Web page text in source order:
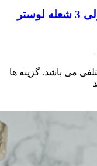
لوستر اتاق خواب و آشپزخانه مولکولی 3 شعله لوستر
می باشد. گزینه ها